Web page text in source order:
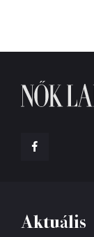
Aktuális